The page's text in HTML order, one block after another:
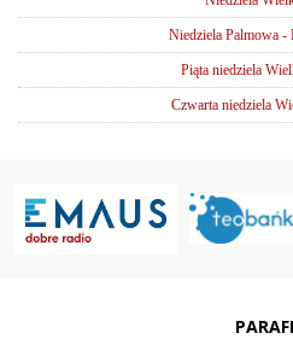
Niedziela Palmowa -
Piąta niedziela
Czwarta niedziela